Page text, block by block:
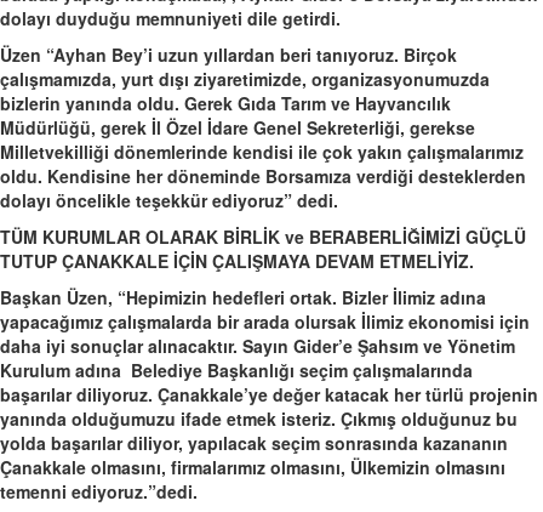
dolayı duyduğu memnuniyeti dile getirdi.
Üzen “Ayhan Bey’i uzun yıllardan beri tanıyoruz. Birçok
çalışmamızda, yurt dışı ziyaretimizde, organizasyonumuzda
bizlerin yanında oldu. Gerek Gıda Tarım ve Hayvancılık
Müdürlüğü, gerek İl Özel İdare Genel Sekreterliği, gerekse
Milletvekilliği dönemlerinde kendisi ile çok yakın çalışmalarımız
oldu. Kendisine her döneminde Borsamıza verdiği desteklerden
dolayı öncelikle teşekkür ediyoruz” dedi.
TÜM KURUMLAR OLARAK BİRLİK ve BERABERLİĞİMİZİ GÜÇLÜ
TUTUP ÇANAKKALE İÇİN ÇALIŞMAYA DEVAM ETMELİYİZ.
Başkan Üzen, “Hepimizin hedefleri ortak. Bizler İlimiz adına
yapacağımız çalışmalarda bir arada olursak İlimiz ekonomisi için
daha iyi sonuçlar alınacaktır. Sayın Gider’e Şahsım ve Yönetim
Kurulum adına Belediye Başkanlığı seçim çalışmalarında
başarılar diliyoruz. Çanakkale’ye değer katacak her türlü projenin
yanında olduğumuzu ifade etmek isteriz. Çıkmış olduğunuz bu
yolda başarılar diliyor, yapılacak seçim sonrasında kazananın
Çanakkale olmasını, firmalarımız olmasını, Ülkemizin olmasını
temenni ediyoruz.”dedi.